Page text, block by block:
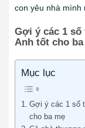
con yêu nhà mình
Gợi ý các 1
Anh tốt cho ba
Mục lục
Gợi ý các 1 số
cho ba mẹ